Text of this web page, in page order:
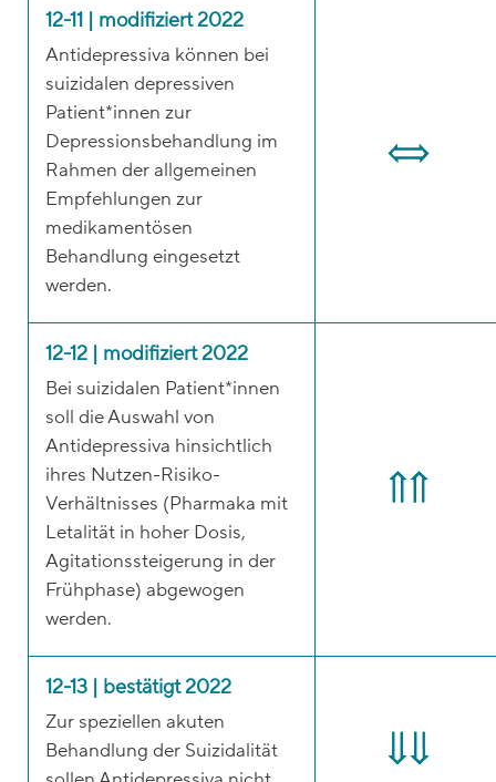
12-11 | modifiziert 2022
Antidepressiva können bei
suizidalen depressiven
Patient*innen zur
Depressionsbehandlung im
Rahmen der allgemeinen
Empfehlungen zur
medikamentösen
Behandlung eingesetzt
werden.
12-12 | modifiziert 2022
Bei suizidalen Patient*innen
soll die Auswahl von
Antidepressiva hinsichtlich
ihres Nutzen-Risiko-
Verhältnisses (Pharmaka mit
Letalität in hoher Dosis,
Agitationssteigerung in der
Frühphase) abgewogen
werden.
12-13 | bestätigt 2022
Zur speziellen akuten
Behandlung der Suizidalität